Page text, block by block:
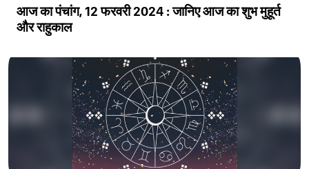
आज का पंचांग, 12 फरवरी 2024 : जानिए आज का शुभ मुहूर्त
और राहुकाल